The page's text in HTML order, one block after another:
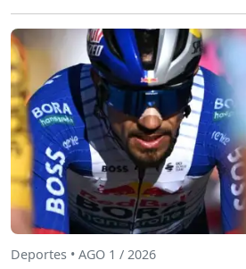
Deportes • AGO 1 / 2026